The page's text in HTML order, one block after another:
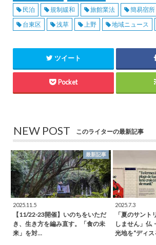
民泊
規制緩和 旅館業法 簡易宿所
台東区
浅草 上野 地域ニュース
ツイート
Pocket
NEW POST このライターの最新記事
最新記事
2025.11.5
【11/22-23開催】いのちをいただ
き、生き方を編み直す。「食の未
来」を対…
2025.7.3
「夏のサント
しません」仏
光地を“ディ